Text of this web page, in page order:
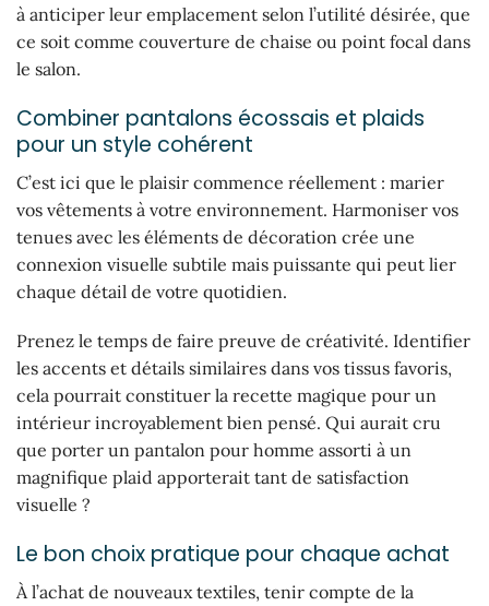
à anticiper leur emplacement selon l’utilité désirée, que
ce soit comme couverture de chaise ou point focal dans
le salon.
Combiner pantalons écossais et plaids
pour un style cohérent
C’est ici que le plaisir commence réellement : marier
vos vêtements à votre environnement. Harmoniser vos
tenues avec les éléments de décoration crée une
connexion visuelle subtile mais puissante qui peut lier
chaque détail de votre quotidien.
Prenez le temps de faire preuve de créativité. Identifier
les accents et détails similaires dans vos tissus favoris,
cela pourrait constituer la recette magique pour un
intérieur incroyablement bien pensé. Qui aurait cru
que porter un pantalon pour homme assorti à un
magnifique plaid apporterait tant de satisfaction
visuelle ?
Le bon choix pratique pour chaque achat
À l’achat de nouveaux textiles, tenir compte de la